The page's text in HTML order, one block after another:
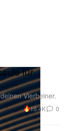
für
Vierbeiner.
15.4K 0